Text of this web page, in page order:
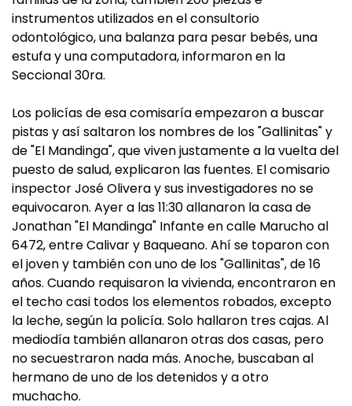
instrumentos utilizados en el consultorio
odontológico, una balanza para pesar bebés, una
estufa y una computadora, informaron en la
Seccional 30ra.
Los policías de esa comisaría empezaron a buscar
pistas y así saltaron los nombres de los "Gallinitas" y
de "El Mandinga", que viven justamente a la vuelta del
puesto de salud, explicaron las fuentes. El comisario
inspector José Olivera y sus investigadores no se
equivocaron. Ayer a las 11:30 allanaron la casa de
Jonathan "El Mandinga" Infante en calle Marucho al
6472, entre Calivar y Baqueano. Ahí se toparon con
el joven y también con uno de los "Gallinitas", de 16
años. Cuando requisaron la vivienda, encontraron en
el techo casi todos los elementos robados, excepto
la leche, según la policía. Solo hallaron tres cajas. Al
mediodía también allanaron otras dos casas, pero
no secuestraron nada más. Anoche, buscaban al
hermano de uno de los detenidos y a otro
muchacho.